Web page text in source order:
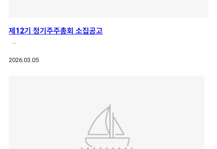
제12기 정기주주총회 소집공고
…
2026.03.05